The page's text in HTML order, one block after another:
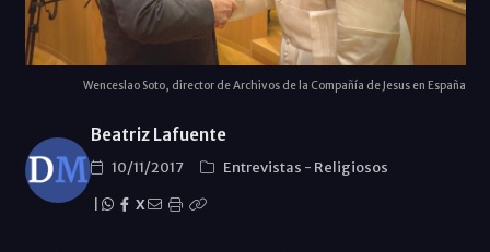
Wenceslao Soto, director de Archivos de la Compañía de Jesus en España
Beatriz Lafuente
10/11/2017 Entrevistas - Religiosos
X